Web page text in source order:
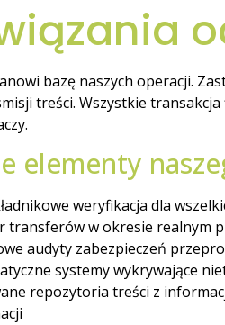
bazę naszych operacji.
treści. Wszystkie
elementy
weryfikacja dla
transferów w okresie realnym
audyty zabezpieczeń
systemy wykrywające
repozytoria treści z